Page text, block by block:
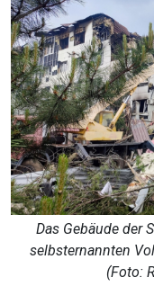
Das Gebäude der
selbsternannten
(Foto: